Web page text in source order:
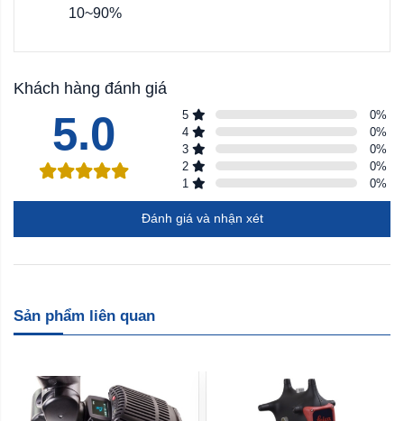
10~90%
Khách hàng đánh giá
5.0 5 0%
4
0%
3
0%
2
0%
1
0%
Đánh giá và nhận xét
Sản phẩm liên quan